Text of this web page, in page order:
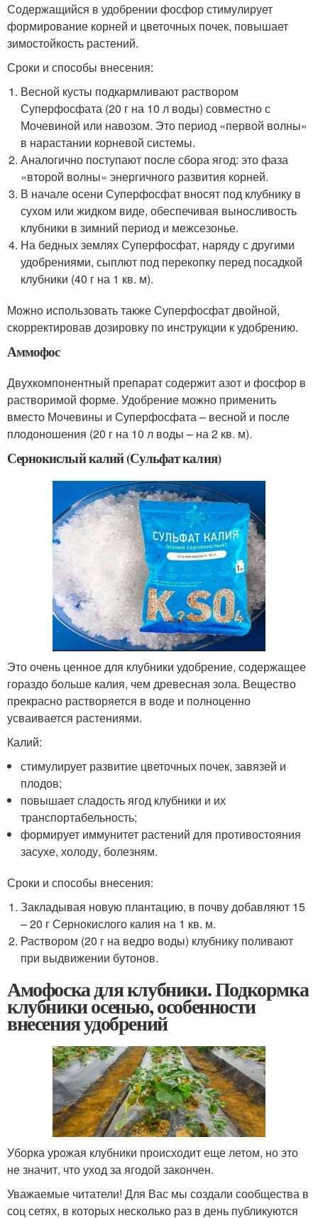
Содержащийся в удобрении фосфор стимулирует
формирование корней и цветочных почек, повышает
зимостойкость растений.
Сроки и способы внесения:
Весной кусты подкармливают раствором
Суперфосфата (20 г на 10 л воды) совместно с
Мочевиной или навозом. Это период «первой волны»
в нарастании корневой системы.
Аналогично поступают после сбора ягод: это фаза
«второй волны» энергичного развития корней.
В начале осени Суперфосфат вносят под клубнику в
сухом или жидком виде, обеспечивая выносливость
клубники в зимний период и межсезонье.
На бедных землях Суперфосфат, наряду с другими
удобрениями, сыплют под перекопку перед посадкой
клубники (40 г на 1 кв. м).
Можно использовать также Суперфосфат двойной,
скорректировав дозировку по инструкции к удобрению.
Аммофос
Двухкомпонентный препарат содержит азот и фосфор в
растворимой форме. Удобрение можно применить
вместо Мочевины и Суперфосфата – весной и после
плодоношения (20 г на 10 л воды – на 2 кв. м).
Сернокислый калий (Сульфат калия)
Это очень ценное для клубники удобрение, содержащее
гораздо больше калия, чем древесная зола. Вещество
прекрасно растворяется в воде и полноценно
усваивается растениями.
Калий:
стимулирует развитие цветочных почек, завязей и
плодов;
повышает сладость ягод клубники и их
транспортабельность;
формирует иммунитет растений для противостояния
засухе, холоду, болезням.
Сроки и способы внесения:
Закладывая новую плантацию, в почву добавляют 15
– 20 г Сернокислого калия на 1 кв. м.
Раствором (20 г на ведро воды) клубнику поливают
при выдвижении бутонов.
Амофоска для клубники. Подкормка
клубники осенью, особенности
внесения удобрений
Уборка урожая клубники происходит еще летом, но это
не значит, что уход за ягодой закончен.
Уважаемые читатели! Для Вас мы создали сообщества в
соц сетях, в которых несколько раз в день публикуются